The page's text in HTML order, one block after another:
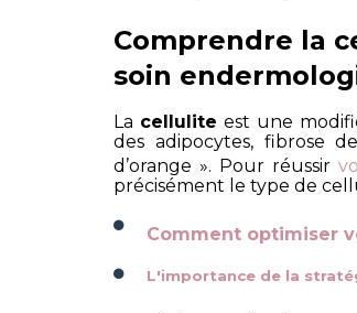
Comprendre la
soin
La cellulite est une
des adipocytes, fibrose
d’orange ». Pour réussir
précisément le type de
Comment optimiser
L'importance de la